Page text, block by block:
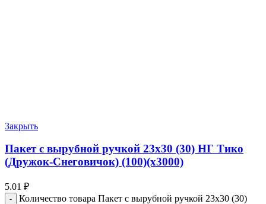
Закрыть
Пакет с вырубной ручкой 23х30 (30) НГ Тико
(Дружок-Снеговичок) (100)(х3000)
5.01 ₽
Количество товара Пакет с вырубной ручкой 23х30 (30)